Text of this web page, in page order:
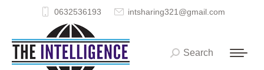
0632536193 intsharing321@gmail.com
Search:
Search